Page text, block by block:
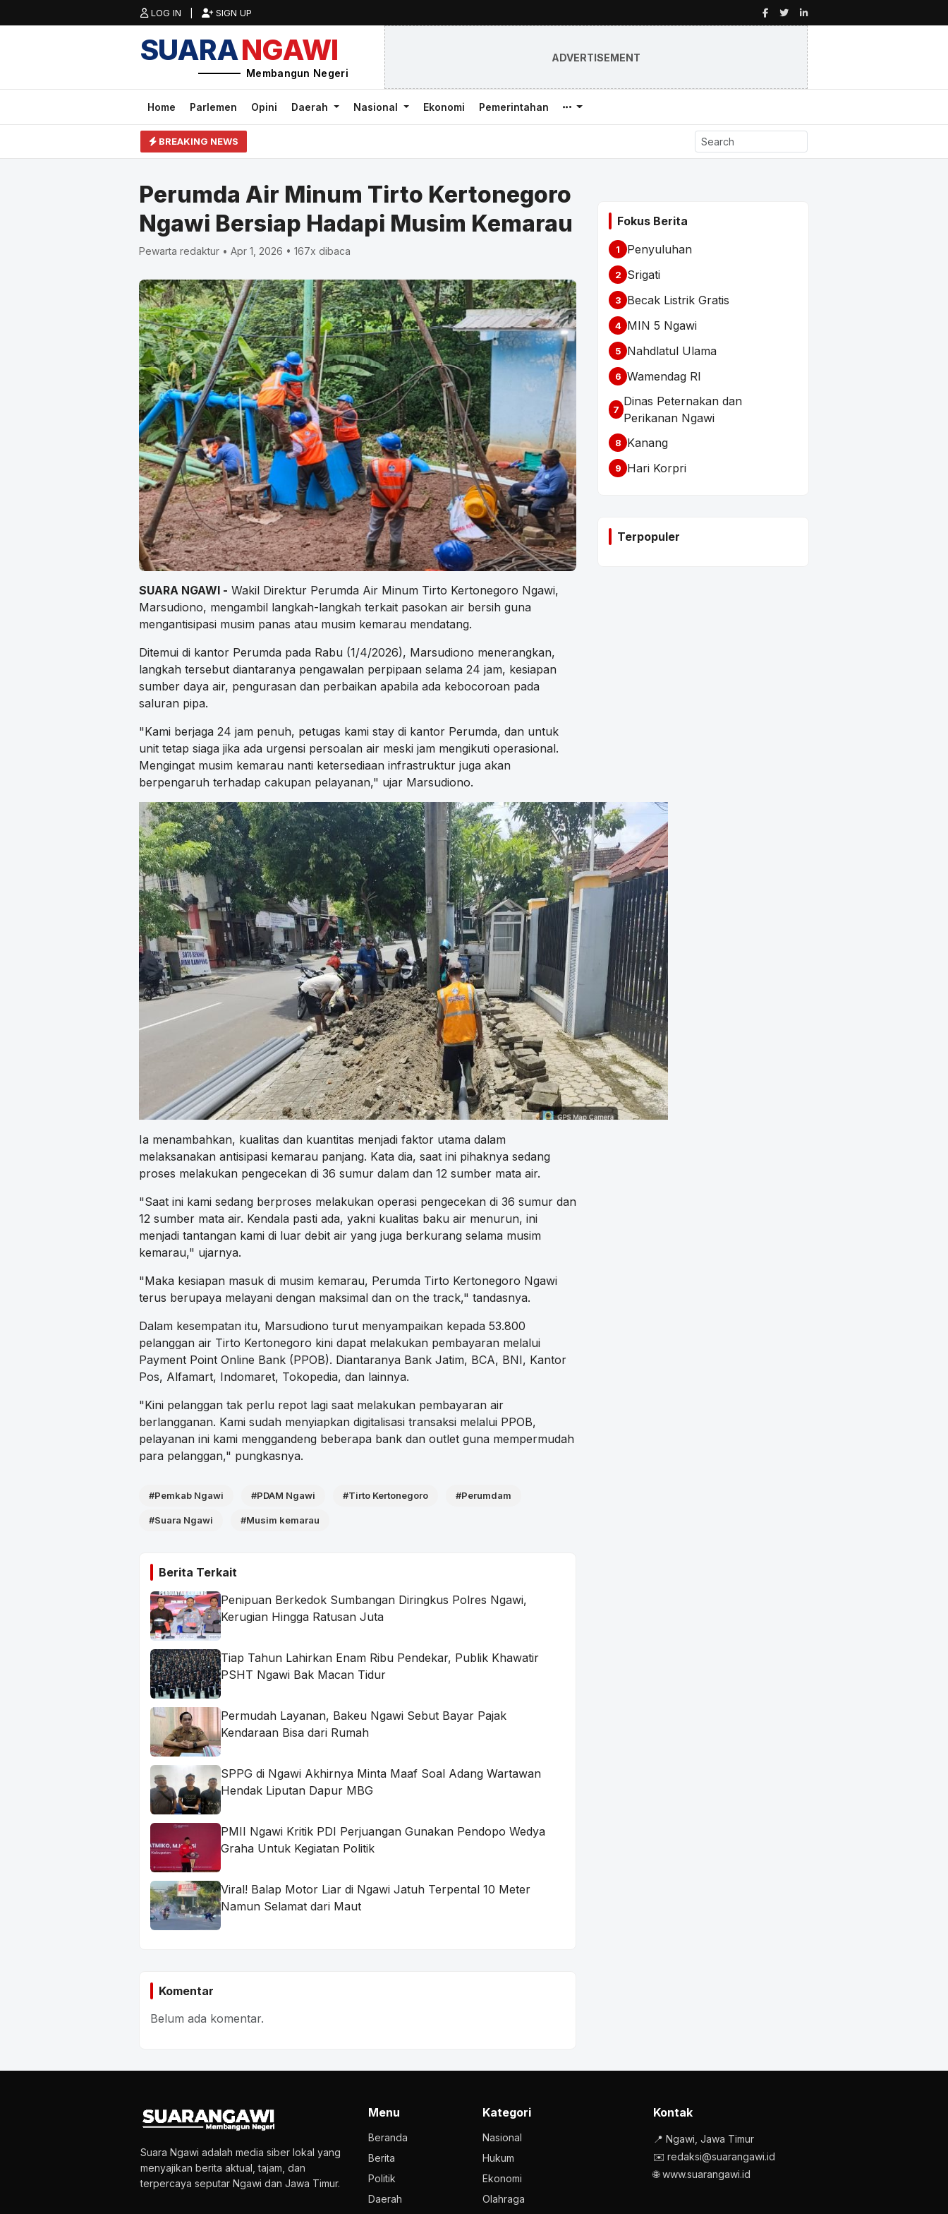
LOG IN | SIGN UP
SUARANGAWI
Membangun Negeri
ADVERTISEMENT
Home Parlemen Opini Daerah Nasional Ekonomi Pemerintahan
BREAKING NEWS
Perumda Air Minum Tirto Kertonegoro
Ngawi Bersiap Hadapi Musim Kemarau
Pewarta redaktur • Apr 1, 2026 • 167x dibaca
SUARA NGAWI - Wakil Direktur Perumda Air Minum Tirto Kertonegoro Ngawi,
Marsudiono, mengambil langkah-langkah terkait pasokan air bersih guna
mengantisipasi musim panas atau musim kemarau mendatang.
Ditemui di kantor Perumda pada Rabu (1/4/2026), Marsudiono menerangkan,
langkah tersebut diantaranya pengawalan perpipaan selama 24 jam, kesiapan
sumber daya air, pengurasan dan perbaikan apabila ada kebocoroan pada
saluran pipa.
"Kami berjaga 24 jam penuh, petugas kami stay di kantor Perumda, dan untuk
unit tetap siaga jika ada urgensi persoalan air meski jam mengikuti operasional.
Mengingat musim kemarau nanti ketersediaan infrastruktur juga akan
berpengaruh terhadap cakupan pelayanan," ujar Marsudiono.
Ia menambahkan, kualitas dan kuantitas menjadi faktor utama dalam
melaksanakan antisipasi kemarau panjang. Kata dia, saat ini pihaknya sedang
proses melakukan pengecekan di 36 sumur dalam dan 12 sumber mata air.
"Saat ini kami sedang berproses melakukan operasi pengecekan di 36 sumur dan
12 sumber mata air. Kendala pasti ada, yakni kualitas baku air menurun, ini
menjadi tantangan kami di luar debit air yang juga berkurang selama musim
kemarau," ujarnya.
"Maka kesiapan masuk di musim kemarau, Perumda Tirto Kertonegoro Ngawi
terus berupaya melayani dengan maksimal dan on the track," tandasnya.
Dalam kesempatan itu, Marsudiono turut menyampaikan kepada 53.800
pelanggan air Tirto Kertonegoro kini dapat melakukan pembayaran melalui
Payment Point Online Bank (PPOB). Diantaranya Bank Jatim, BCA, BNI, Kantor
Pos, Alfamart, Indomaret, Tokopedia, dan lainnya.
"Kini pelanggan tak perlu repot lagi saat melakukan pembayaran air
berlangganan. Kami sudah menyiapkan digitalisasi transaksi melalui PPOB,
pelayanan ini kami menggandeng beberapa bank dan outlet guna mempermudah
para pelanggan," pungkasnya.
#Pemkab Ngawi #PDAM Ngawi #Tirto Kertonegoro #Perumdam
#Suara Ngawi #Musim kemarau
Berita Terkait
Penipuan Berkedok Sumbangan Diringkus Polres Ngawi,
Kerugian Hingga Ratusan Juta
Tiap Tahun Lahirkan Enam Ribu Pendekar, Publik Khawatir
PSHT Ngawi Bak Macan Tidur
Permudah Layanan, Bakeu Ngawi Sebut Bayar Pajak
Kendaraan Bisa dari Rumah
SPPG di Ngawi Akhirnya Minta Maaf Soal Adang Wartawan
Hendak Liputan Dapur MBG
PMII Ngawi Kritik PDI Perjuangan Gunakan Pendopo Wedya
Graha Untuk Kegiatan Politik
Viral! Balap Motor Liar di Ngawi Jatuh Terpental 10 Meter
Namun Selamat dari Maut
Komentar
Belum ada komentar.
Fokus Berita
1 Penyuluhan
2 Srigati
3 Becak Listrik Gratis
4 MIN 5 Ngawi
5 Nahdlatul Ulama
6 Wamendag RI
7
Dinas Peternakan dan
Perikanan Ngawi
8 Kanang
9 Hari Korpri
Terpopuler
Suara Ngawi adalah media siber lokal yang
menyajikan berita aktual, tajam, dan
terpercaya seputar Ngawi dan Jawa Timur.
Menu
Beranda
Berita
Politik
Daerah
Kategori
Nasional
Hukum
Ekonomi
Olahraga
Kontak
📍 Ngawi, Jawa Timur
✉️ redaksi@suarangawi.id
🌐 www.suarangawi.id